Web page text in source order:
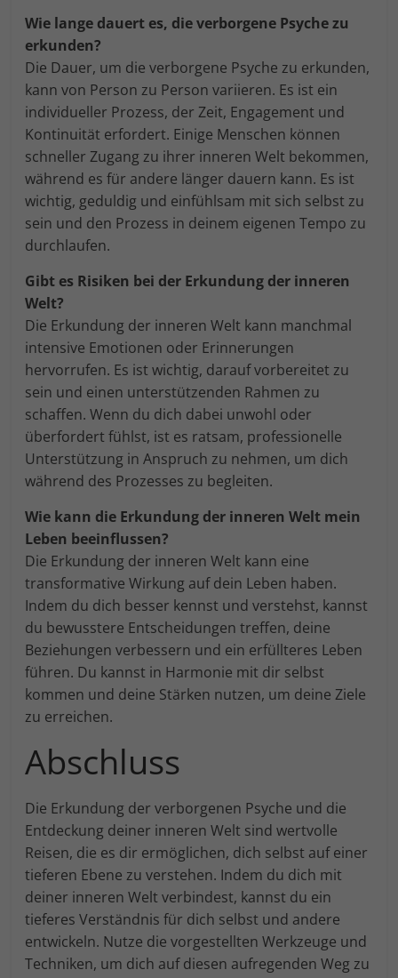
Wie lange dauert es, die verborgene Psyche zu
erkunden?
Die Dauer, um die verborgene Psyche zu erkunden,
kann von Person zu Person variieren. Es ist ein
individueller Prozess, der Zeit, Engagement und
Kontinuität erfordert. Einige Menschen können
schneller Zugang zu ihrer inneren Welt bekommen,
während es für andere länger dauern kann. Es ist
wichtig, geduldig und einfühlsam mit sich selbst zu
sein und den Prozess in deinem eigenen Tempo zu
durchlaufen.
Gibt es Risiken bei der Erkundung der inneren
Welt?
Die Erkundung der inneren Welt kann manchmal
intensive Emotionen oder Erinnerungen
hervorrufen. Es ist wichtig, darauf vorbereitet zu
sein und einen unterstützenden Rahmen zu
schaffen. Wenn du dich dabei unwohl oder
überfordert fühlst, ist es ratsam, professionelle
Unterstützung in Anspruch zu nehmen, um dich
während des Prozesses zu begleiten.
Wie kann die Erkundung der inneren Welt mein
Leben beeinflussen?
Die Erkundung der inneren Welt kann eine
transformative Wirkung auf dein Leben haben.
Indem du dich besser kennst und verstehst, kannst
du bewusstere Entscheidungen treffen, deine
Beziehungen verbessern und ein erfüllteres Leben
führen. Du kannst in Harmonie mit dir selbst
kommen und deine Stärken nutzen, um deine Ziele
zu erreichen.
Abschluss
Die Erkundung der verborgenen Psyche und die
Entdeckung deiner inneren Welt sind wertvolle
Reisen, die es dir ermöglichen, dich selbst auf einer
tieferen Ebene zu verstehen. Indem du dich mit
deiner inneren Welt verbindest, kannst du ein
tieferes Verständnis für dich selbst und andere
entwickeln. Nutze die vorgestellten Werkzeuge und
Techniken, um dich auf diesen aufregenden Weg zu